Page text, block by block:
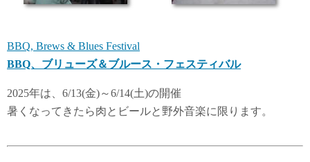
BBQ, Brews & Blues Festival
BBQ、ブリューズ＆ブルース・フェスティバル
2025年は、6/13(金)～6/14(土)の開催
暑くなってきたら肉とビールと野外音楽に限ります。